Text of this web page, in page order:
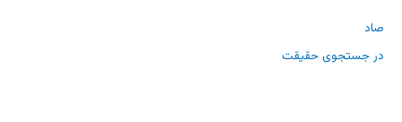
صاد
در جستجوی حقیقت